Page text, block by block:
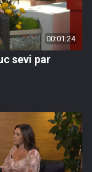
00:01:24
sevi par